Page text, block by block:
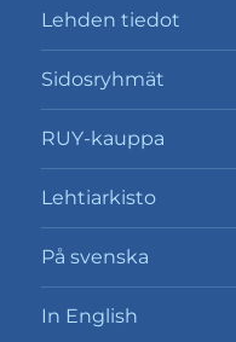
Lehden tiedot
Sidosryhmät
RUY-kauppa
Lehtiarkisto
På svenska
In English